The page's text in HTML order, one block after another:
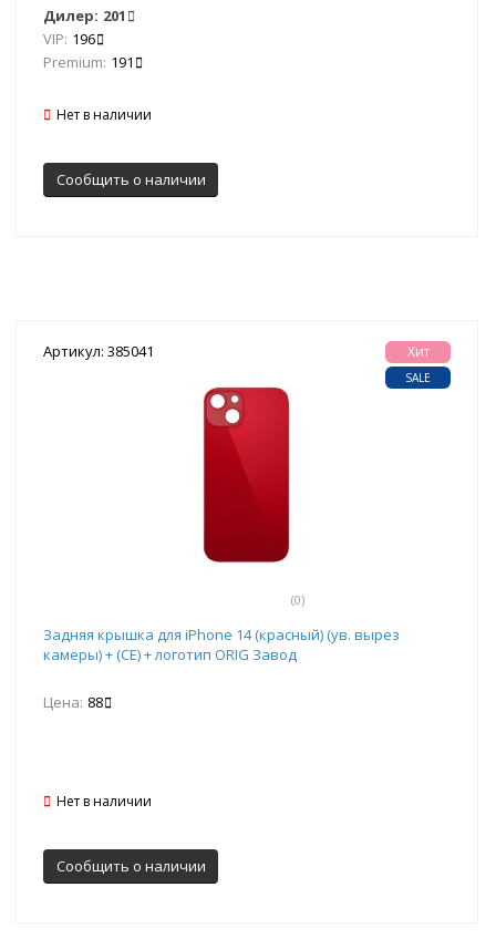
Дилер: 201
VIP: 196
Premium: 191
Нет в наличии
Сообщить о наличии
Артикул: 385041
(0)
Хит
SALE
Задняя крышка для iPhone 14 (красный) (ув. вырез
камеры) + (СЕ) + логотип ORIG Завод
Цена: 88
Нет в наличии
Сообщить о наличии